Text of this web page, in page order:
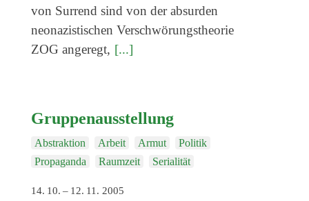
von Surrend sind von der absurden
neonazistischen Verschwörungstheorie
ZOG angeregt, [...]
Gruppenausstellung
Abstraktion Arbeit Armut
Politik
Propaganda
Raumzeit Serialität
14. 10. – 12. 11. 2005